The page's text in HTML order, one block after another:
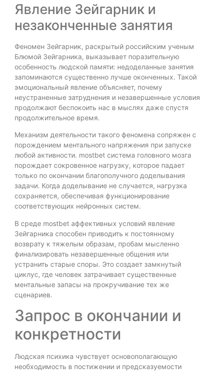
Явление Зейгарник и
незаконченные занятия
Феномен Зейгарник, раскрытый российским ученым
Блюмой Зейгарника, выказывает поразительную
особенность людской памяти: недоделанные занятия
запоминаются существенно лучше оконченных. Такой
эмоциональный явление объясняет, почему
неустраненные затруднения и незавершенные условия
продолжают беспокоить нас в мыслях даже спустя
продолжительное время.
Механизм деятельности такого феномена сопряжен с
порождением ментального напряжения при запуске
любой активности. mostbet система головного мозга
порождает сокровенное нагрузку, которое падает
только по окончании благополучного доделывания
задачи. Когда доделывание не случается, нагрузка
сохраняется, обеспечивая функционирование
соответствующих нейронных систем.
В среде mostbet аффективных условий явление
Зейгарника способен приводить к постоянному
возврату к тяжелым образам, пробам мысленно
финализировать незавершенные общения или
устранить старые споры. Это создает замкнутый
циклус, где человек затрачивает существенные
ментальные запасы на прокручивание тех же
сценариев.
Запрос в окончании и
конкретности
Людская психика чувствует основополагающую
необходимость в постижении и предсказуемости